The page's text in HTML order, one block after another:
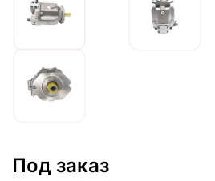
Под заказ